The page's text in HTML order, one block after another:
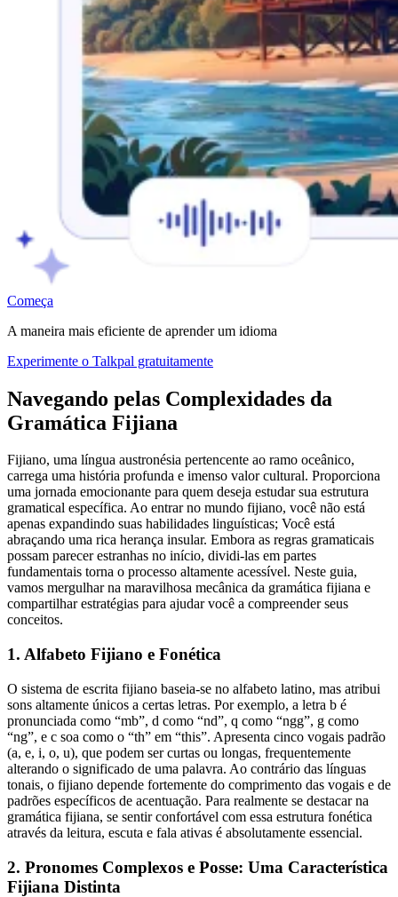
Começa
A maneira mais eficiente de aprender um idioma
Experimente o Talkpal gratuitamente
Navegando pelas Complexidades da
Gramática Fijiana
Fijiano, uma língua austronésia pertencente ao ramo oceânico,
carrega uma história profunda e imenso valor cultural. Proporciona
uma jornada emocionante para quem deseja estudar sua estrutura
gramatical específica. Ao entrar no mundo fijiano, você não está
apenas expandindo suas habilidades linguísticas; Você está
abraçando uma rica herança insular. Embora as regras gramaticais
possam parecer estranhas no início, dividi-las em partes
fundamentais torna o processo altamente acessível. Neste guia,
vamos mergulhar na maravilhosa mecânica da gramática fijiana e
compartilhar estratégias para ajudar você a compreender seus
conceitos.
1. Alfabeto Fijiano e Fonética
O sistema de escrita fijiano baseia-se no alfabeto latino, mas atribui
sons altamente únicos a certas letras. Por exemplo, a letra b é
pronunciada como “mb”, d como “nd”, q como “ngg”, g como
“ng”, e c soa como o “th” em “this”. Apresenta cinco vogais padrão
(a, e, i, o, u), que podem ser curtas ou longas, frequentemente
alterando o significado de uma palavra. Ao contrário das línguas
tonais, o fijiano depende fortemente do comprimento das vogais e de
padrões específicos de acentuação. Para realmente se destacar na
gramática fijiana, se sentir confortável com essa estrutura fonética
através da leitura, escuta e fala ativas é absolutamente essencial.
2. Pronomes Complexos e Posse: Uma Característica
Fijiana Distinta